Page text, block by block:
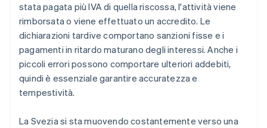
stata pagata più IVA di quella riscossa, l'attività viene
rimborsata o viene effettuato un accredito. Le
dichiarazioni tardive comportano sanzioni fisse e i
pagamenti in ritardo maturano degli interessi. Anche i
piccoli errori possono comportare ulteriori addebiti,
quindi è essenziale garantire accuratezza e
tempestività.
La Svezia si sta muovendo costantemente verso una